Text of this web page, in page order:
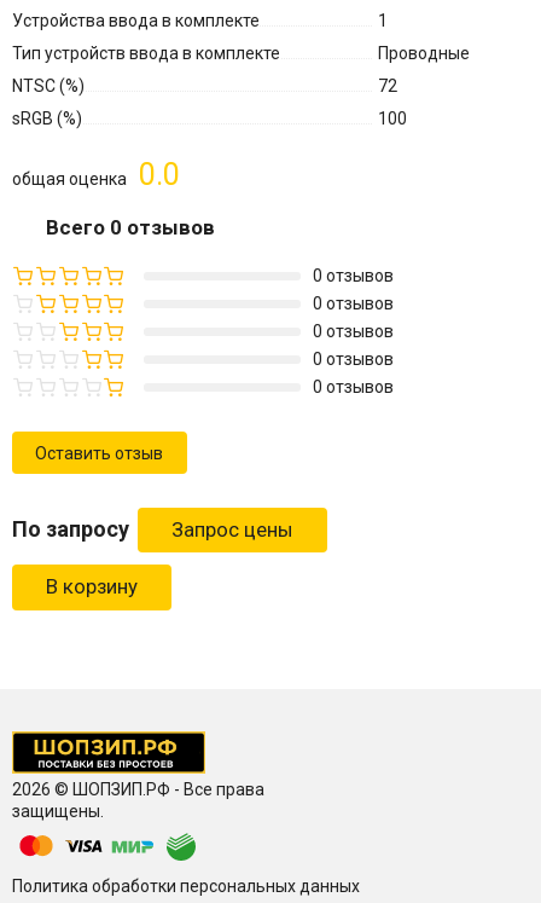
Устройства ввода в комплекте
1
Тип устройств ввода в комплекте
Проводные
NTSC (%)
72
sRGB (%)
100
0.0
общая оценка
Всего 0 отзывов
0 отзывов
0 отзывов
0 отзывов
0 отзывов
0 отзывов
Оставить отзыв
По запросу
В корзину
2026 © ШОПЗИП.РФ - Все права
защищены.
Политика обработки персональных данных